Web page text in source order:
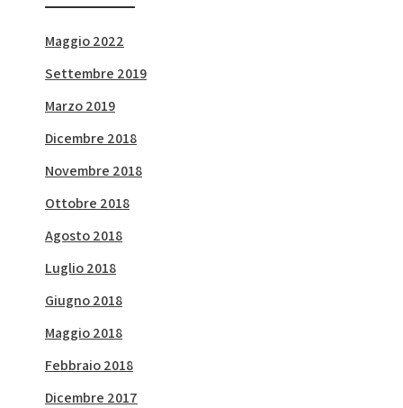
Maggio 2022
Settembre 2019
Marzo 2019
Dicembre 2018
Novembre 2018
Ottobre 2018
Agosto 2018
Luglio 2018
Giugno 2018
Maggio 2018
Febbraio 2018
Dicembre 2017